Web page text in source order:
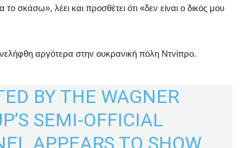
σκάσω», λέει και προσθέτει ότι «δεν είναι ο δικός μου
αργότερα στην ουκρανική πόλη Ντνίπρο.
BY THE WAGNER
SEMI-OFFICIAL
APPEARS TO SHOW